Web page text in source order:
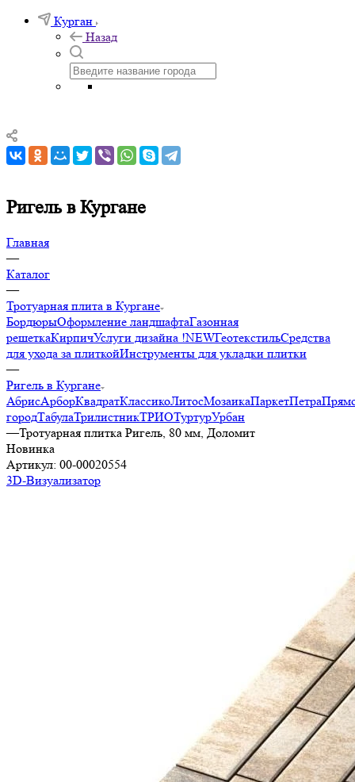
Курган
Назад
Ригель в Кургане
Главная
—
Каталог
—
Тротуарная плита в Кургане
БордюрыОформление ландшафтаГазонная
решеткаКирпичУслуги дизайна !NEWГеотекстильСредства
для ухода за плиткойИнструменты для укладки плитки
—
Ригель в Кургане
АбрисАрборКвадратКлассикоЛитосМозаикаПаркетПетра
городТабулаТрилистникТРИОТуртурУрбан
—Тротуарная плитка Ригель, 80 мм, Доломит
Новинка
Артикул: 00-00020554
3D-Визуализатор